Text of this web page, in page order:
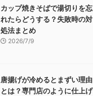
カップ焼きそばで湯切りを忘
れたらどうする？失敗時の対
処法まとめ
2026/7/9
唐揚げが冷めるとまずい理由
とは？専門店のように仕上げ